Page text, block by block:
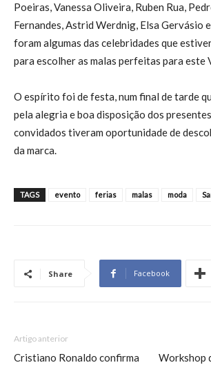
Poeiras, Vanessa Oliveira, Ruben Rua,
Fernandes, Astrid Werdnig, Elsa Gervásio
foram algumas das celebridades que
para escolher as malas perfeitas para este
O espírito foi de festa, num final de tarde
pela alegria e boa disposição dos
convidados tiveram oportunidade de
da marca.
TAGS evento ferias malas moda
Share Facebook
Artigo anterior
Cristiano Ronaldo confirma
Workshop